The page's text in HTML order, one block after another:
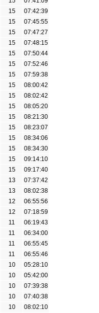
15
07:42:39
15
07:45:55
15
07:47:27
15
07:48:15
15
07:50:44
15
07:52:46
15
07:59:38
15
08:00:42
15
08:02:42
15
08:05:20
15
08:21:30
15
08:23:07
15
08:34:06
15
08:34:30
15
09:14:10
15
09:17:40
13
07:37:42
13
08:02:38
12
06:55:56
12
07:18:59
11
06:19:43
11
06:34:00
11
06:55:45
11
06:55:46
10
05:28:10
10
05:42:00
10
07:39:38
10
07:40:38
10
08:02:10